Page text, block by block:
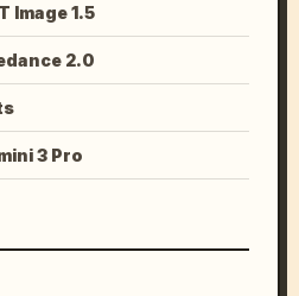
Image 1.5
2.0
3 Pro